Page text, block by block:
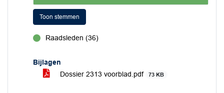
Toon stemmen
Raadsleden (36)
Bijlagen
Dossier 2313 voorblad.pdf
73 KB